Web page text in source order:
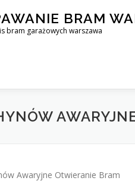
BRAM
bram garażowych warszawa
Awaryjne Otwieranie Bram